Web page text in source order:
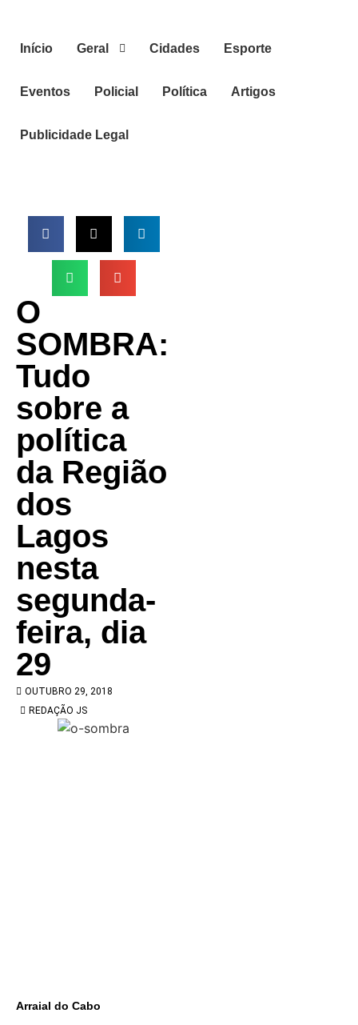
Início Geral Cidades Esporte
Eventos Policial Política Artigos
Publicidade Legal
O
SOMBRA:
Tudo
sobre a
política
da Região
dos
Lagos
nesta
segunda-
feira, dia
29
OUTUBRO 29, 2018
REDAÇÃO JS
Arraial do Cabo